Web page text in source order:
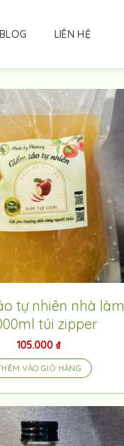
BLOG LIÊN HỆ
tự nhiên nhà làm
túi zipper
105.000₫
VÀO GIỎ HÀNG